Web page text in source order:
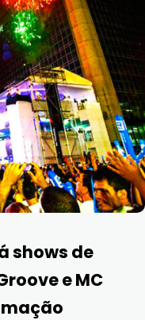
shows de
e MC